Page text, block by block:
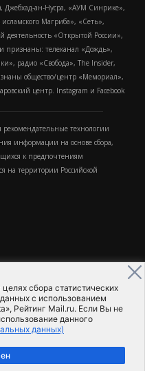
сбора статистических
с использованием
Рейтинг Mail.ru. Если Вы не
данного
данных)
Джебхад-ан-Нусра, «АУМ Синрике»,
Магриба», «Сеть»,
«Открытой России»,
признаны: телеканал «Дождь»,
радио «Свобода», The Insider,
общество/центр «Мемориал»,
центр. Instagram и Facebook
технологии
информации на основе сбора,
к предпочтениям
на территории Российской
МедиаПоток
соглашение
данных